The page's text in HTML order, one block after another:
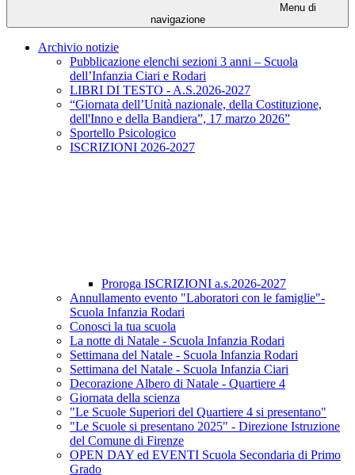
Menu di
navigazione
Archivio notizie
Pubblicazione elenchi sezioni 3 anni – Scuola
dell’Infanzia Ciari e Rodari
LIBRI DI TESTO - A.S.2026-2027
“Giornata dell’Unità nazionale, della Costituzione,
dell'Inno e della Bandiera”, 17 marzo 2026”
Sportello Psicologico
ISCRIZIONI 2026-2027
Proroga ISCRIZIONI a.s.2026-2027
Annullamento evento "Laboratori con le famiglie"-
Scuola Infanzia Rodari
Conosci la tua scuola
La notte di Natale - Scuola Infanzia Rodari
Settimana del Natale - Scuola Infanzia Rodari
Settimana del Natale - Scuola Infanzia Ciari
Decorazione Albero di Natale - Quartiere 4
Giornata della scienza
"Le Scuole Superiori del Quartiere 4 si presentano"
"Le Scuole si presentano 2025" - Direzione Istruzione
del Comune di Firenze
OPEN DAY ed EVENTI Scuola Secondaria di Primo
Grado